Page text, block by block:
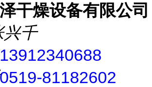
干燥设备有限公司
兴千
13912340688
0519-81182602